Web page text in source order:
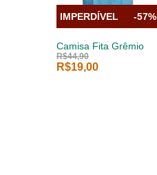
Camisa Fita Grêmio
R$44,90
R$19,00
IMPERDÍVEL -57%